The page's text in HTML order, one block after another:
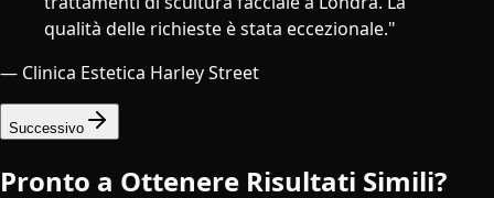
qualità delle richieste è stata eccezionale."
— Clinica Estetica Harley Street
Successivo
Pronto a Ottenere Risultati Simili?